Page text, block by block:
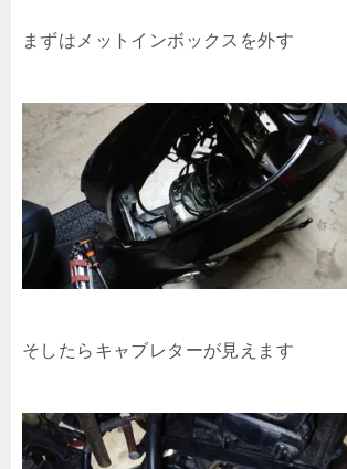
まずはメットインボックスを外す
そしたらキャブレターが見えます